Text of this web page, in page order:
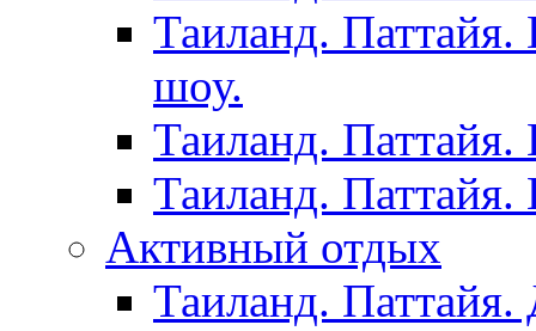
Таиланд.
шоу.
Таиланд.
Таиланд. Паттайя.
Активный отдых
Таиланд. Паттайя.